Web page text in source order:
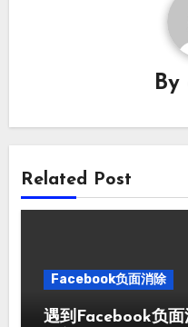
By
Related Post
Facebook负面消除
遇到Facebook负